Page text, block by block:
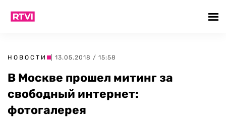
НОВОСТИ | 13.05.2018 / 15:58
В Москве прошел митинг за
свободный интернет:
фотогалерея